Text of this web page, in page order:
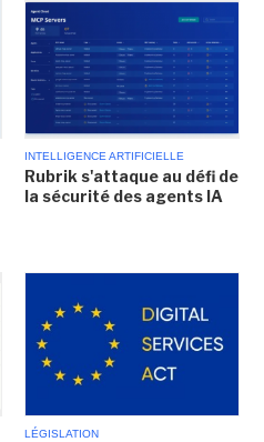
INTELLIGENCE ARTIFICIELLE
Rubrik s'attaque au défi de
la sécurité des agents IA
LÉGISLATION